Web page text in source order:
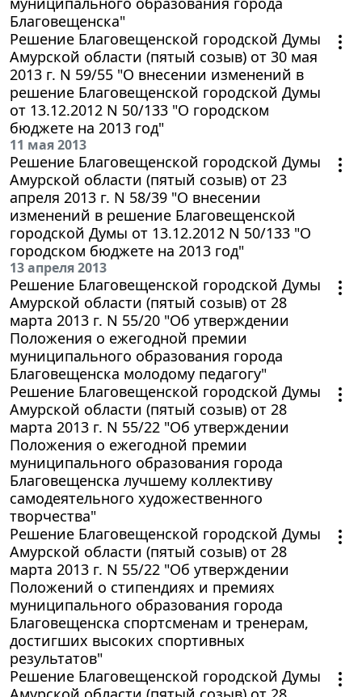
Благовещенска"
Решение Благовещенской городской Думы
Амурской области (пятый созыв) от 30 мая
2013 г. N 59/55 "О внесении изменений в
решение Благовещенской городской Думы
от 13.12.2012 N 50/133 "О городском
бюджете на 2013 год"
11 мая 2013
Решение Благовещенской городской Думы
Амурской области (пятый созыв) от 23
апреля 2013 г. N 58/39 "О внесении
изменений в решение Благовещенской
городской Думы от 13.12.2012 N 50/133 "О
городском бюджете на 2013 год"
13 апреля 2013
Решение Благовещенской городской Думы
Амурской области (пятый созыв) от 28
марта 2013 г. N 55/20 "Об утверждении
Положения о ежегодной премии
муниципального образования города
Благовещенска молодому педагогу"
Решение Благовещенской городской Думы
Амурской области (пятый созыв) от 28
марта 2013 г. N 55/22 "Об утверждении
Положения о ежегодной премии
муниципального образования города
Благовещенска лучшему коллективу
самодеятельного художественного
творчества"
Решение Благовещенской городской Думы
Амурской области (пятый созыв) от 28
марта 2013 г. N 55/22 "Об утверждении
Положений о стипендиях и премиях
муниципального образования города
Благовещенска спортсменам и тренерам,
достигших высоких спортивных
результатов"
Решение Благовещенской городской Думы